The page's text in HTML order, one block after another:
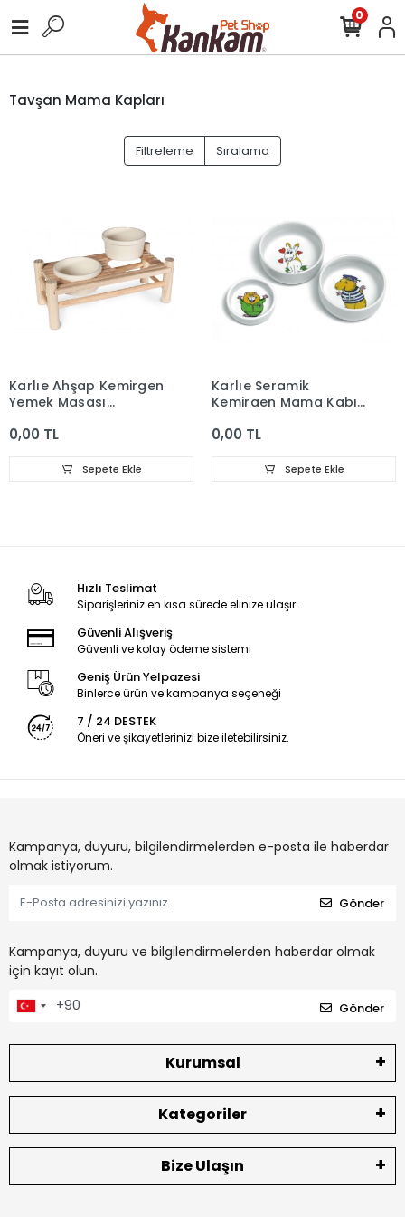
0
Tavşan Mama Kapları
Filtreleme Sıralama
Karlıe Ahşap Kemirgen
Yemek Masası
0,00 TL
Sepete Ekle
Karlıe Seramik
Kemirgen Mama Kabı
0,00 TL
Sepete Ekle
Hızlı Teslimat
Siparişleriniz en kısa sürede elinize ulaşır.
Güvenli Alışveriş
Güvenli ve kolay ödeme sistemi
Geniş Ürün Yelpazesi
Binlerce ürün ve kampanya seçeneği
7 / 24 DESTEK
Öneri ve şikayetlerinizi bize iletebilirsiniz.
Kampanya, duyuru, bilgilendirmelerden e-posta ile haberdar
olmak istiyorum.
Gönder
Kampanya, duyuru ve bilgilendirmelerden haberdar olmak
için kayıt olun.
Gönder
Kurumsal
Kategoriler
Bize Ulaşın